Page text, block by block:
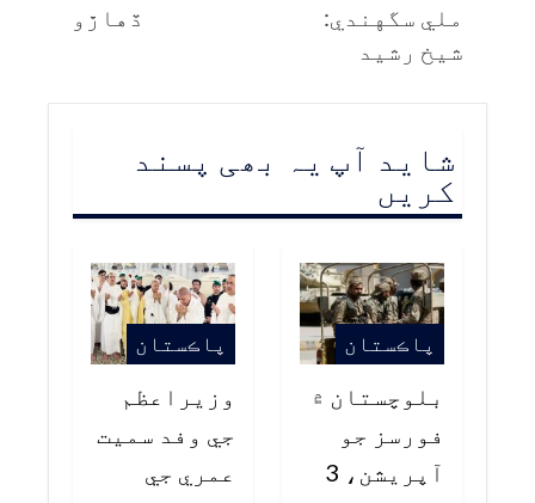
ملي سگهندي:
شيخ رشيد
ڏهاڙو
شاید آپ یہ بھی پسند
کریں
پاڪستان
بلوچستان ۾
فورسز جو
آپريشن، 3
پاڪستان
وزيراعظم
جي وفد سميت
عمري جي